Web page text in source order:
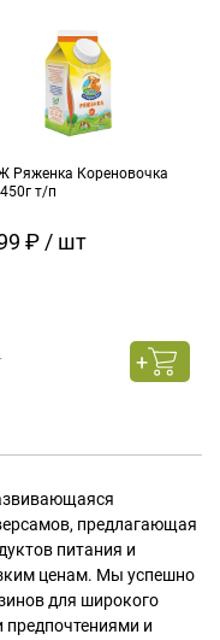
Ряженка Кореновочка
т/п
₽ / шт
предлагающая
питания и
ценам. Мы успешно
для широкого
и